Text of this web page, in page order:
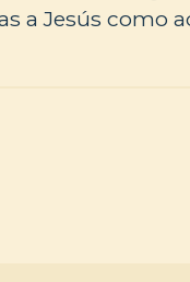
a Jesús como